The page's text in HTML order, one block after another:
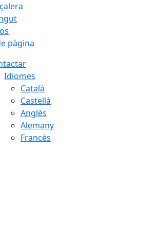
pàgina
Idiomes
Català
Castellà
Anglès
Alemany
Francès